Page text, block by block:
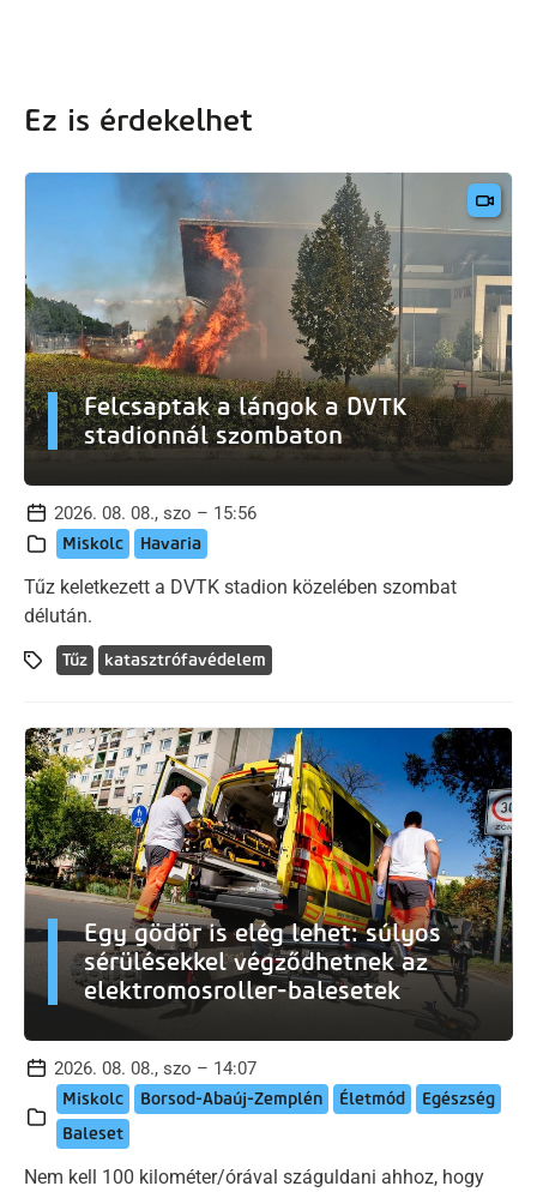
Ez is érdekelhet
Felcsaptak a lángok a DVTK
stadionnál szombaton
2026. 08. 08., szo – 15:56
Miskolc Havaria
Tűz keletkezett a DVTK stadion közelében szombat
délután.
Tűz katasztrófavédelem
Egy gödör is elég lehet: súlyos
sérülésekkel végződhetnek az
elektromosroller-balesetek
2026. 08. 08., szo – 14:07
Miskolc Borsod-Abaúj-Zemplén Életmód
Egészség
Baleset
Nem kell 100 kilométer/órával száguldani ahhoz, hogy